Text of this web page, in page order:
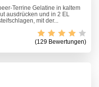
Terrine Gelatine in kaltem
ausdrücken und in 2 EL
mit der...
(129 Bewertungen)